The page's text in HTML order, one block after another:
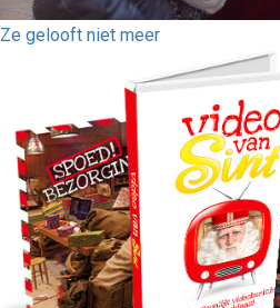
Ze gelooft niet meer